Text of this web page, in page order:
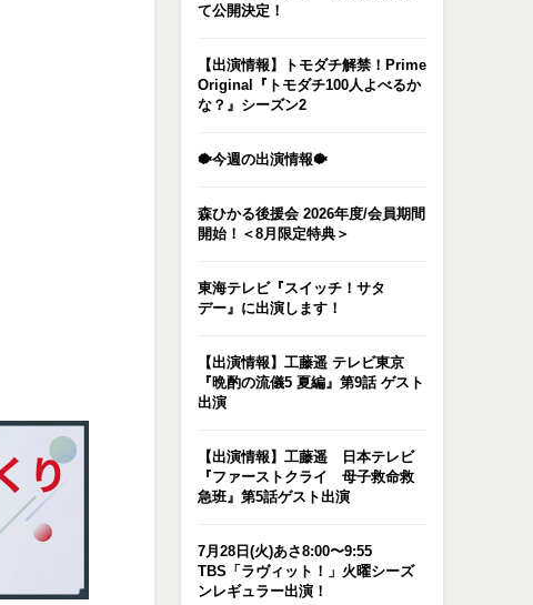
て公開決定！
【出演情報】トモダチ解禁！Prime
Original『トモダチ100人よべるか
な？』シーズン2
🐡今週の出演情報🐡
森ひかる後援会 2026年度/会員期間
開始！＜8月限定特典＞
東海テレビ『スイッチ！サタ
デー』に出演します！
【出演情報】工藤遥 テレビ東京
『晩酌の流儀5 夏編』第9話 ゲスト
出演
【出演情報】工藤遥 日本テレビ
『ファーストクライ 母子救命救
急班』第5話ゲスト出演
7月28日(火)あさ8:00〜9:55
TBS「ラヴィット！」火曜シーズ
ンレギュラー出演！